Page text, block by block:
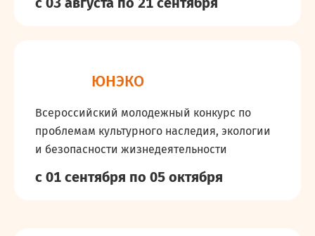
ЮНЭКО
Всероссийский молодежный конкурс по
проблемам культурного наследия, экологии
и безопасности жизнедеятельности
с 01 сентября по 05 октября